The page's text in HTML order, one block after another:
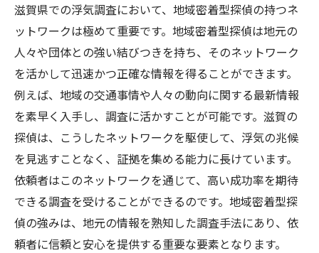
方法
浮気調査の成功につながる探偵の経験の見
極め方
探偵の経験が浮気調査の質を高めるポイン
ト
滋賀探偵事務所の浮気調査で後悔しない選び方
後悔しない探偵事務所選びのためのチェッ
クリスト
滋賀で浮気調査を依頼して後悔しないため
に
探偵事務所選びで後悔しないための重要な
滋賀県での浮気調査において、地域密着型探偵の持つネ
ットワークは極めて重要です。地域密着型探偵は地元の
人々や団体との強い結びつきを持ち、そのネットワーク
を活かして迅速かつ正確な情報を得ることができます。
例えば、地域の交通事情や人々の動向に関する最新情報
を素早く入手し、調査に活かすことが可能です。滋賀の
探偵は、こうしたネットワークを駆使して、浮気の兆候
を見逃すことなく、証拠を集める能力に長けています。
依頼者はこのネットワークを通じて、高い成功率を期待
できる調査を受けることができるのです。地域密着型探
偵の強みは、地元の情報を熟知した調査手法にあり、依
頼者に信頼と安心を提供する重要な要素となります。